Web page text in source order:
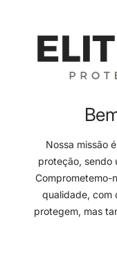
Nossa missão
proteção, sendo
Comprometemo-
qualidade, com
protegem, mas